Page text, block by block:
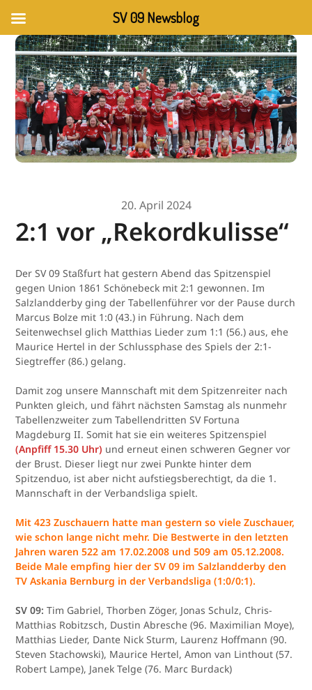
20. April 2024
2:1 vor „Rekordkulisse“
Der SV 09 Staßfurt hat gestern Abend das Spitzenspiel
gegen Union 1861 Schönebeck mit 2:1 gewonnen. Im
Salzlandderby ging der Tabellenführer vor der Pause durch
Marcus Bolze mit 1:0 (43.) in Führung. Nach dem
Seitenwechsel glich Matthias Lieder zum 1:1 (56.) aus, ehe
Maurice Hertel in der Schlussphase des Spiels der 2:1-
Siegtreffer (86.) gelang.
Damit zog unsere Mannschaft mit dem Spitzenreiter nach
Punkten gleich, und fährt nächsten Samstag als nunmehr
Tabellenzweiter zum Tabellendritten SV Fortuna
Magdeburg II. Somit hat sie ein weiteres Spitzenspiel
(Anpfiff 15.30 Uhr) und erneut einen schweren Gegner vor
der Brust. Dieser liegt nur zwei Punkte hinter dem
Spitzenduo, ist aber nicht aufstiegsberechtigt, da die 1.
Mannschaft in der Verbandsliga spielt.
Mit 423 Zuschauern hatte man gestern so viele Zuschauer,
wie schon lange nicht mehr. Die Bestwerte in den letzten
Jahren waren 522 am 17.02.2008 und 509 am 05.12.2008.
Beide Male empfing hier der SV 09 im Salzlandderby den
TV Askania Bernburg in der Verbandsliga (1:0/0:1).
SV 09: Tim Gabriel, Thorben Zöger, Jonas Schulz, Chris-
Matthias Robitzsch, Dustin Abresche (96. Maximilian Moye),
Matthias Lieder, Dante Nick Sturm, Laurenz Hoffmann (90.
Steven Stachowski), Maurice Hertel, Amon van Linthout (57.
Robert Lampe), Janek Telge (76. Marc Burdack)
SV 09 Newsblog